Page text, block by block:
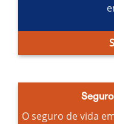
O seguro de vida